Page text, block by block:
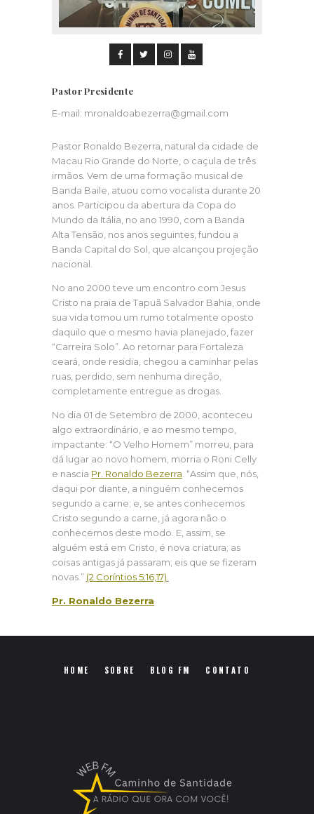
Pastor Presidente
E-mail: mronaldoabezerra@gmail.com
Pastor Ronaldo Bezerra, natural da cidade de
Macau Rio Grande do Norte, o caçula de três
irmãos. Vem de uma formação musical de
Banda Baile, atuou como vocalista durante 20
anos. Participou da abertura da Copa do
Mundo da Itália, no ano 1990, com a Banda
Alta Tensão, nos anos seguintes, fundou a
Banda Capital do Sol, que alcançou projeção
nacional.
No ano 2000 teve um encontro com Jesus
Cristo na praia de Tapuã Salvador Bahia, onde
sua vida tomou um rumo totalmente oposto
daquilo que o mesmo havia planejado, fazer
“Carreira Solo”. Ao retornar para Fortaleza
ceará, onde residia, chegou a caminhar pelas
ruas, perdido, sem nenhuma direção,
completamente entregue as drogas.
No dia 01 de Setembro de 2000, aconteceu
algo extraordinário, e ao mesmo tempo,
impactante: “O Velho Homem” morreu, para
dá lugar ao novo homem, morria o Roni Celly
e nascia Pr. Ronaldo Bezerra . “Assim que, nós,
daqui por diante, a ninguém conhecemos
segundo a carne; e, se antes conhecemos
Cristo segundo a carne, já agora não o
conhecemos deste modo. E, assim, se
alguém está em Cristo, é nova criatura; as
coisas antigas já passaram; eis que se fizeram
novas.” (2 Coríntios 5:16,17)
Pr. Ronaldo Bezerra
HOME SOBRE BLOG FM CONTATO